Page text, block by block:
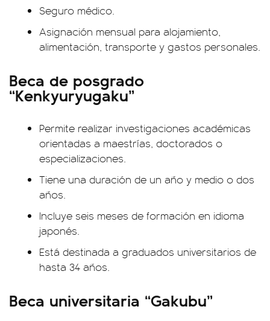
Seguro médico.
Asignación mensual para alojamiento,
alimentación, transporte y gastos personales.
Beca de posgrado
“Kenkyuryugaku”
Permite realizar investigaciones académicas
orientadas a maestrías, doctorados o
especializaciones.
Tiene una duración de un año y medio o dos
años.
Incluye seis meses de formación en idioma
japonés.
Está destinada a graduados universitarios de
hasta 34 años.
Beca universitaria “Gakubu”